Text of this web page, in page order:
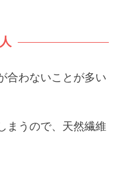
合わないことが多い
まうので、天然繊維